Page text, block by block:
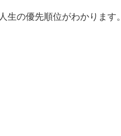
生の優先順位がわかります。